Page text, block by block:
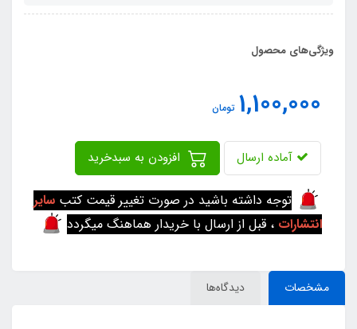
ویژگی‌های محصول
1,100,000 تومان
آماده ارسال
توجه داشته باشید در صورت تغییر قیمت کتب سایر
انتشارات ، قبل از ارسال با خریدار هماهنگ میگردد
مشخصات دیدگاه‌ها